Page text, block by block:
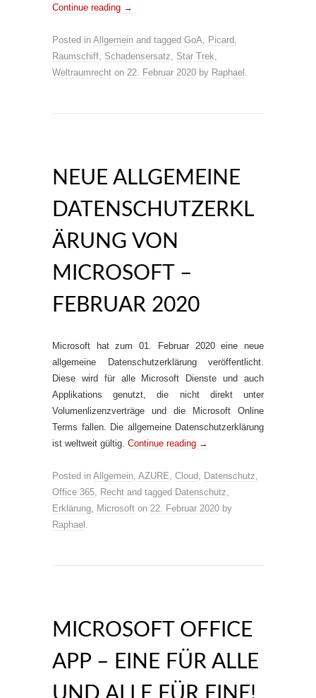
Continue reading →
Posted in Allgemein and tagged GoA, Picard,
Raumschiff, Schadensersatz, Star Trek,
Weltraumrecht on 22. Februar 2020 by Raphael .
NEUE ALLGEMEINE
DATENSCHUTZERKL
ÄRUNG VON
MICROSOFT –
FEBRUAR 2020
Microsoft hat zum 01. Februar 2020 eine neue
allgemeine Datenschutzerklärung veröffentlicht.
Diese wird für alle Microsoft Dienste und auch
Applikations genutzt, die nicht direkt unter
Volumenlizenzverträge und die Microsoft Online
Terms fallen. Die allgemeine Datenschutzerklärung
ist weltweit gültig. Continue reading →
Posted in Allgemein, AZURE, Cloud, Datenschutz,
Office 365, Recht and tagged Datenschutz,
Erklärung, Microsoft on 22. Februar 2020 by
Raphael .
MICROSOFT OFFICE
APP – EINE FÜR ALLE
UND ALLE FÜR EINE!